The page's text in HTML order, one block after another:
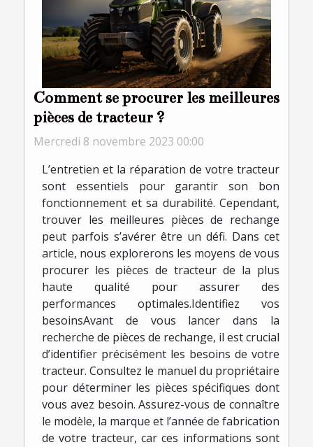
Comment se procurer les meilleures
pièces de tracteur ?
Mercredi 8 novembre 2023 00:00
L’entretien et la réparation de votre tracteur
sont essentiels pour garantir son bon
fonctionnement et sa durabilité. Cependant,
trouver les meilleures pièces de rechange
peut parfois s’avérer être un défi. Dans cet
article, nous explorerons les moyens de vous
procurer les pièces de tracteur de la plus
haute qualité pour assurer des
performances optimales.Identifiez vos
besoinsAvant de vous lancer dans la
recherche de pièces de rechange, il est crucial
d’identifier précisément les besoins de votre
tracteur. Consultez le manuel du propriétaire
pour déterminer les pièces spécifiques dont
vous avez besoin. Assurez-vous de connaître
le modèle, la marque et l’année de fabrication
de votre tracteur, car ces informations sont